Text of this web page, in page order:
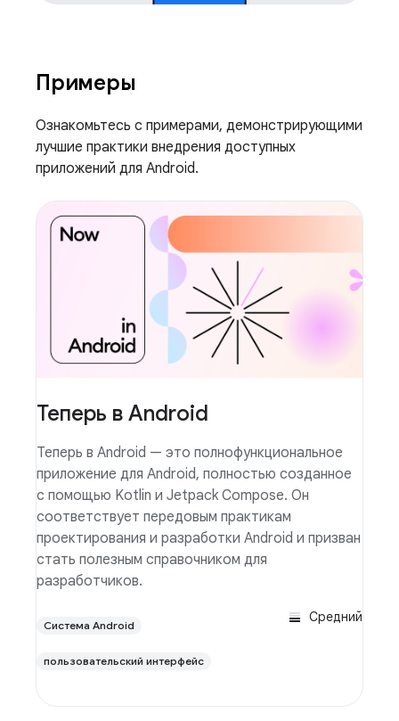
Примеры
Ознакомьтесь с примерами, демонстрирующими
лучшие практики внедрения доступных
приложений для Android.
Теперь в Android
Теперь в Android — это полнофункциональное
приложение для Android, полностью созданное
с помощью Kotlin и Jetpack Compose. Он
соответствует передовым практикам
проектирования и разработки Android и призван
стать полезным справочником для
разработчиков.
Система Android
пользовательский интерфейс
Средний